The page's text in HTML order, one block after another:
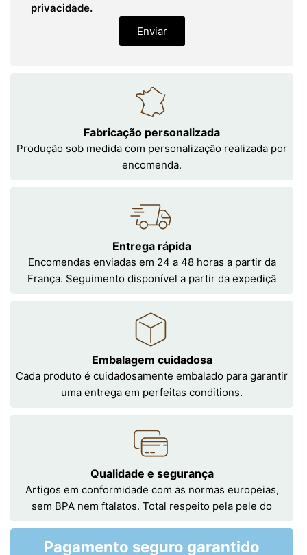
privacidade.
Enviar
Fabricação personalizada
Produção sob medida com personalização realizada por
encomenda.
Entrega rápida
Encomendas enviadas em 24 a 48 horas a partir da
França. Seguimento disponível a partir da expediçã
Embalagem cuidadosa
Cada produto é cuidadosamente embalado para garantir
uma entrega em perfeitas conditions.
Qualidade e segurança
Artigos em conformidade com as normas europeias,
sem BPA nem ftalatos. Total respeito pela pele do
Pagamento seguro garantido